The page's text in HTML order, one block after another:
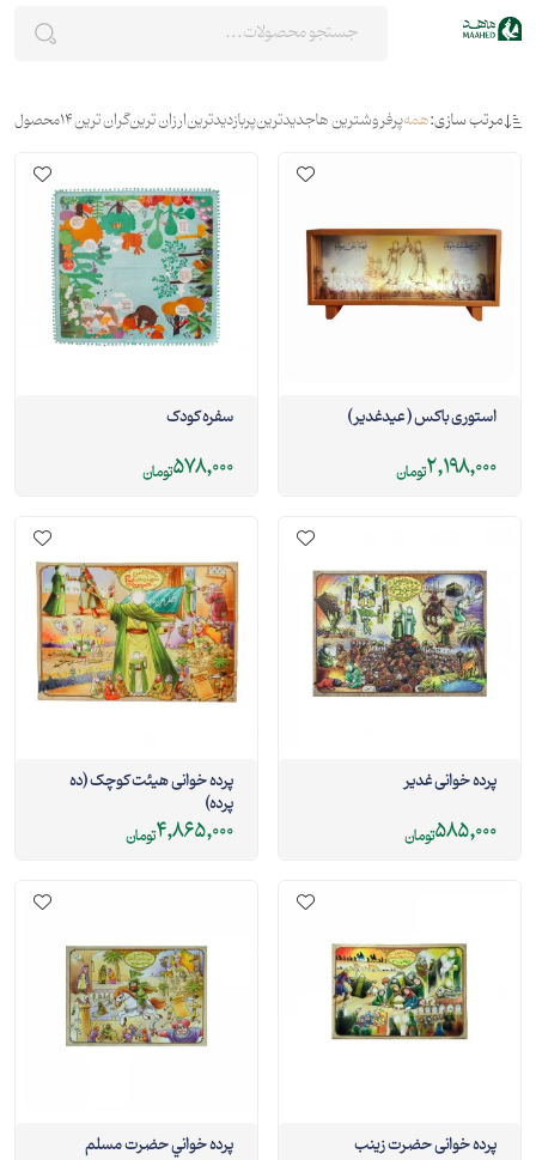
مرتب سازی:همهپرفروشترین هاجدیدترینپربازدیدترینارزان ترینگران ترین14محصول
استوری باکس ( عیدغدیر )
2,198,000تومان
سفره کودک
578,000تومان
پرده خوانی غدیر
585,000تومان
پرده خوانی هیئت کوچک (ده
پرده)
4,865,000تومان
پرده خوانی حضرت زینب پرده خواني حضرت مسلم